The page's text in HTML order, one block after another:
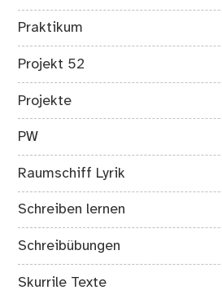
Praktikum
Projekt 52
Projekte
PW
Raumschiff Lyrik
Schreiben lernen
Schreibübungen
Skurrile Texte